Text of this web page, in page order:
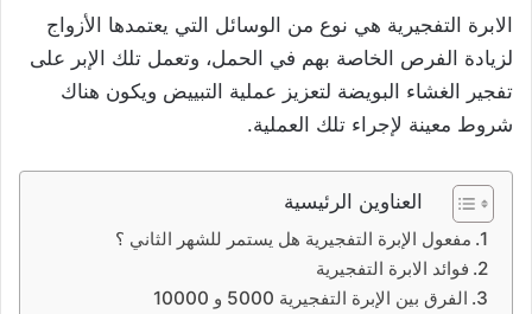
الابرة التفجيرية هي نوع من الوسائل التي يعتمدها الأزواج
لزيادة الفرص الخاصة بهم في الحمل، وتعمل تلك الإبر على
تفجير الغشاء البويضة لتعزيز عملية التبييض ويكون هناك
شروط معينة لإجراء تلك العملية.
العناوين الرئيسية
مفعول الإبرة التفجيرية هل يستمر للشهر الثاني ؟
فوائد الابرة التفجيرية
الفرق بين الإبرة التفجيرية 5000 و 10000